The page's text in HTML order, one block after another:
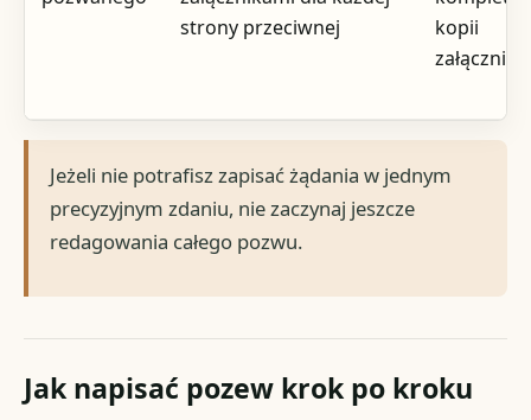
strony przeciwnej
kopii
Jeżeli nie potrafisz zapisać żądania w jednym
precyzyjnym zdaniu, nie zaczynaj jeszcze
redagowania całego pozwu.
Jak napisać pozew krok po kroku